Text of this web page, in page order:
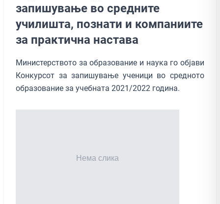
запишување во средните
училишта, познати и компаниите
за практична настава
Министерството за образование и наука го објави
Конкурсот за запишување ученици во средното
образование за учебната 2021/2022 година.